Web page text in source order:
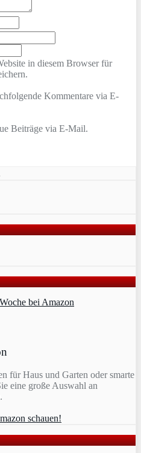
in diesem Browser für
Kommentare via E-
Beiträge via E-Mail.
für Haus und Garten oder smarte
eine große Auswahl an